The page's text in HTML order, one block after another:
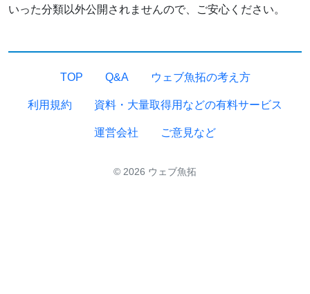
いった分類以外公開されませんので、ご安心ください。
TOP Q&A ウェブ魚拓の考え方
利用規約 資料・大量取得用などの有料サービス
運営会社 ご意見など
© 2026 ウェブ魚拓